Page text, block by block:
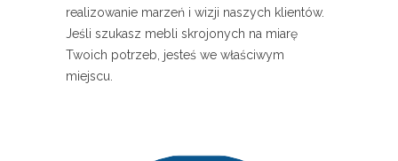
realizowanie marzeń i wizji naszych klientów.
Jeśli szukasz mebli skrojonych na miarę
Twoich potrzeb, jesteś we właściwym
miejscu.